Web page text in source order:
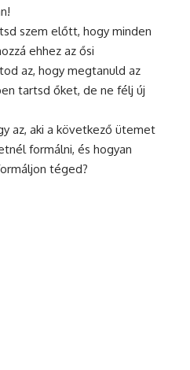
szem előtt, hogy minden
ehhez az ősi
az, hogy megtanuld az
tartsd őket, de ne félj új
az, aki a következő ütemet
formálni, és hogyan
téged?